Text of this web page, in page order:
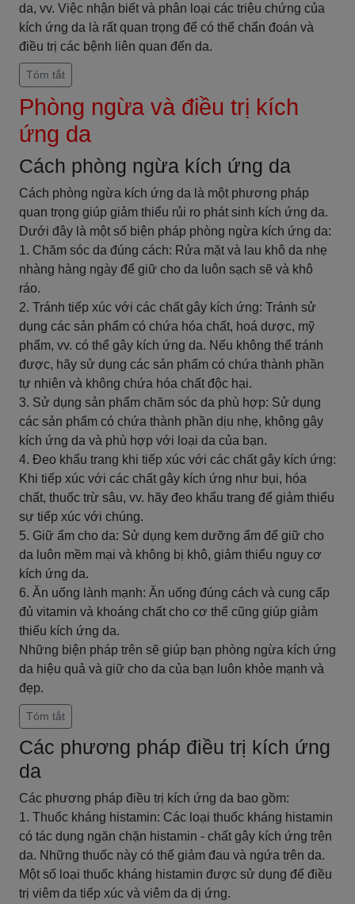
da, vv. Việc nhận biết và phân loại các triệu chứng của
kích ứng da là rất quan trọng để có thể chẩn đoán và
điều trị các bệnh liên quan đến da.
Tóm tắt
Phòng ngừa và điều trị kích
ứng da
Cách phòng ngừa kích ứng da
Cách phòng ngừa kích ứng da là một phương pháp
quan trọng giúp giảm thiểu rủi ro phát sinh kích ứng da.
Dưới đây là một số biện pháp phòng ngừa kích ứng da:
1. Chăm sóc da đúng cách: Rửa mặt và lau khô da nhẹ
nhàng hàng ngày để giữ cho da luôn sạch sẽ và khô
ráo.
2. Tránh tiếp xúc với các chất gây kích ứng: Tránh sử
dụng các sản phẩm có chứa hóa chất, hoá dược, mỹ
phẩm, vv. có thể gây kích ứng da. Nếu không thể tránh
được, hãy sử dụng các sản phẩm có chứa thành phần
tự nhiên và không chứa hóa chất độc hại.
3. Sử dụng sản phẩm chăm sóc da phù hợp: Sử dụng
các sản phẩm có chứa thành phần dịu nhẹ, không gây
kích ứng da và phù hợp với loại da của bạn.
4. Đeo khẩu trang khi tiếp xúc với các chất gây kích ứng:
Khi tiếp xúc với các chất gây kích ứng như bụi, hóa
chất, thuốc trừ sâu, vv. hãy đeo khẩu trang để giảm thiểu
sự tiếp xúc với chúng.
5. Giữ ẩm cho da: Sử dụng kem dưỡng ẩm để giữ cho
da luôn mềm mại và không bị khô, giảm thiểu nguy cơ
kích ứng da.
6. Ăn uống lành mạnh: Ăn uống đúng cách và cung cấp
đủ vitamin và khoáng chất cho cơ thể cũng giúp giảm
thiểu kích ứng da.
Những biện pháp trên sẽ giúp bạn phòng ngừa kích ứng
da hiệu quả và giữ cho da của bạn luôn khỏe mạnh và
đẹp.
Tóm tắt
Các phương pháp điều trị kích ứng
da
Các phương pháp điều trị kích ứng da bao gồm:
1. Thuốc kháng histamin: Các loại thuốc kháng histamin
có tác dụng ngăn chặn histamin - chất gây kích ứng trên
da. Những thuốc này có thể giảm đau và ngứa trên da.
Một số loại thuốc kháng histamin được sử dụng để điều
trị viêm da tiếp xúc và viêm da dị ứng.